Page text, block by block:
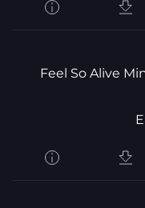
Feel So Alive